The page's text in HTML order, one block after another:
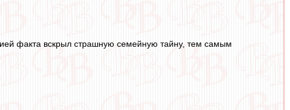
факта вскрыл страшную семейную тайну, тем самым